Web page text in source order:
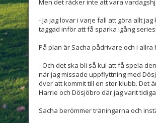
Men det räcker inte att vara
- Ja jag lovar i varje fall att göra allt
taggad inför att få sparka igång
På plan är Sacha pådrivare och i
- Och det ska bli så kul att få spela
när jag missade uppflyttning med
över att kommit till en stor klubb. Det
Harrie och Dösjöbro där jag varit
Sacha berömmer träningarna och